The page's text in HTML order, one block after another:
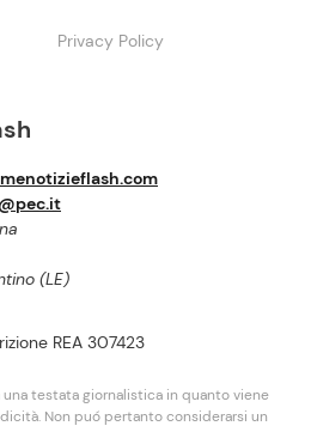
(LE)
REA 307423
testata giornalistica in quanto viene
Non puó pertanto considerarsi un
Privacy Policy